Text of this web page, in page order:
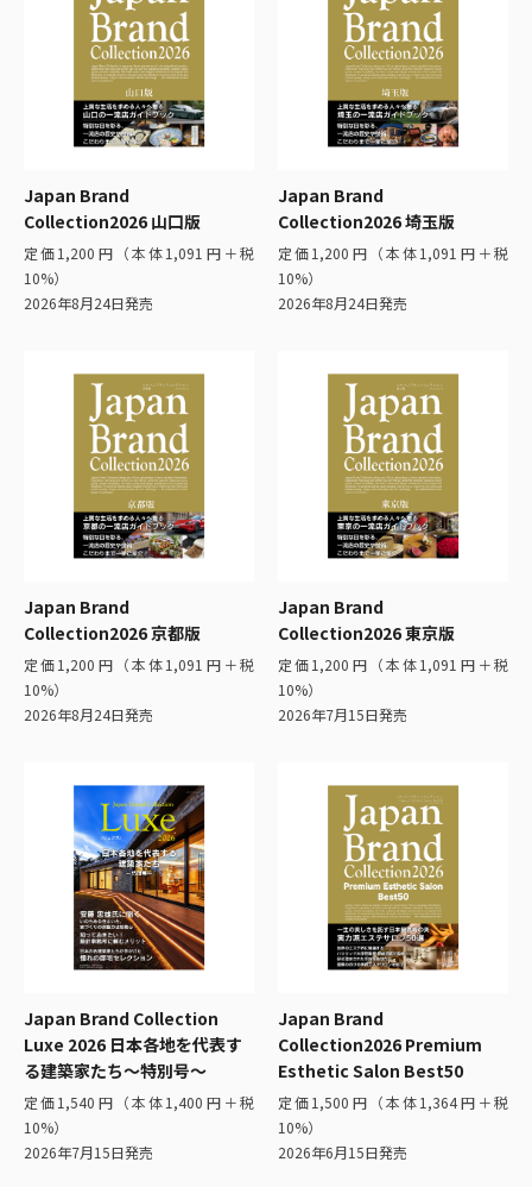
Japan Brand
Collection2026 山口版
定価1,200円（本体1,091円＋税
10%）
2026年8月24日発売
Japan Brand
Collection2026 埼玉版
定価1,200円（本体1,091円＋税
10%）
2026年8月24日発売
Japan Brand
Collection2026 京都版
定価1,200円（本体1,091円＋税
10%）
2026年8月24日発売
Japan Brand
Collection2026 東京版
定価1,200円（本体1,091円＋税
10%）
2026年7月15日発売
Japan Brand Collection
Luxe 2026 日本各地を代表す
る建築家たち〜特別号〜
定価1,540円（本体1,400円＋税
10%）
2026年7月15日発売
Japan Brand
Collection2026 Premium
Esthetic Salon Best50
定価1,500円（本体1,364円＋税
10%）
2026年6月15日発売